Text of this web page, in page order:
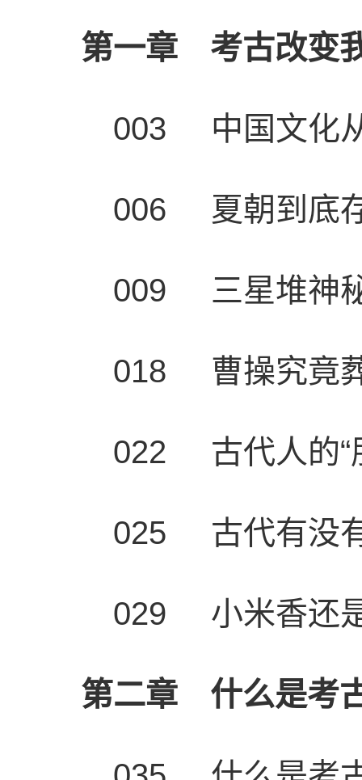
第一章 考古改变
003 中国文化
006 夏朝到底
009 三星堆神
018 曹操究竟
022 古代人的“
025 古代有没
029 小米香还
第二章 什么是考